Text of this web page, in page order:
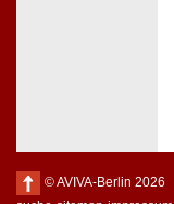
© AVIVA-Berlin 2026